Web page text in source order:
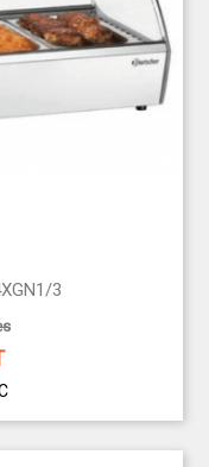
3